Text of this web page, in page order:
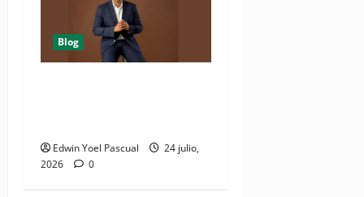
Blog
Edwin Yoel Pascual
24 julio,
2026
0